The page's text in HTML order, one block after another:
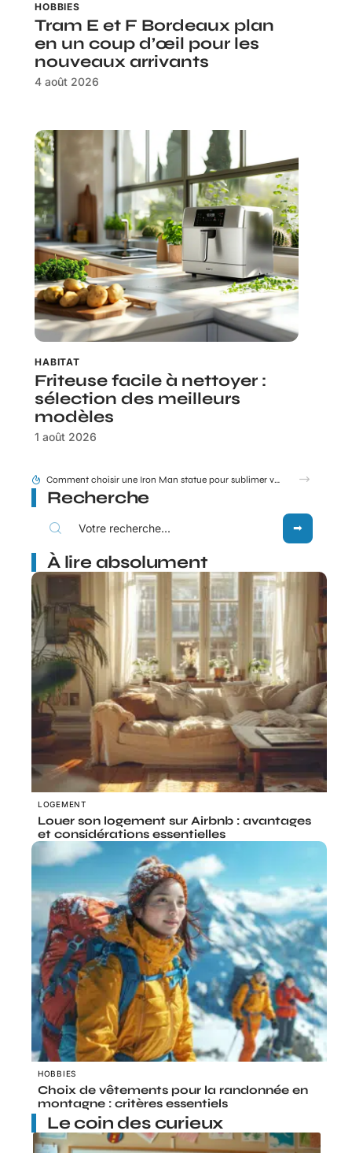
HOBBIES
Tram E et F Bordeaux plan
en un coup d’œil pour les
nouveaux arrivants
4 août 2026
HABITAT
Friteuse facile à nettoyer :
sélection des meilleurs
modèles
1 août 2026
Tram E et F Bordeaux plan en un coup d’œil pour les nouveaux arrivants
Recherche
À lire absolument
LOGEMENT
Louer son logement sur Airbnb : avantages
et considérations essentielles
HOBBIES
Choix de vêtements pour la randonnée en
montagne : critères essentiels
Le coin des curieux